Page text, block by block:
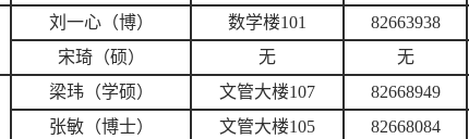
刘一心（博） 数学楼101 82663938
宋琦（硕）
无 无
梁玮（学硕） 文管大楼107 82668949
张敏（博士）
文管大楼105 82668084